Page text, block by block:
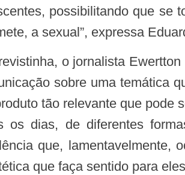
possibilitando que se
a sexual”, expressa
sobre uma temática
tão relevante que
os dias, de diferentes
que, lamentavelmente,
que faça sentido para